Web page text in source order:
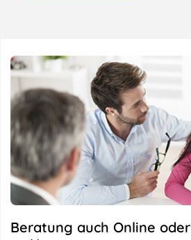
Beratung auch Online oder